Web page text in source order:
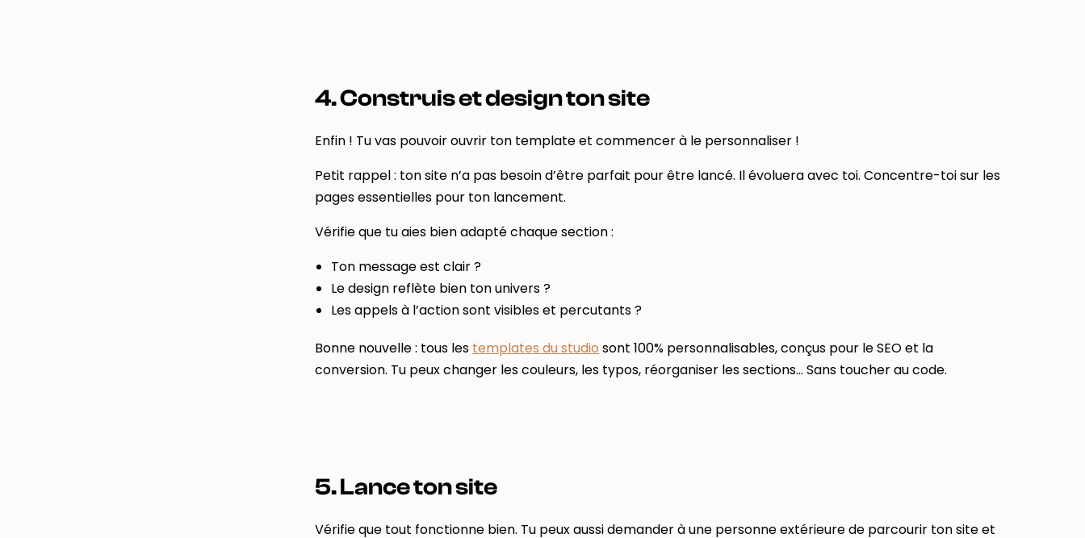
4. Construis et design ton site
Enfin ! Tu vas pouvoir ouvrir ton template et commencer à le personnaliser !
Petit rappel : ton site n’a pas besoin d’être parfait pour être lancé. Il évoluera avec toi. Concentre-toi sur les
pages essentielles pour ton lancement.
Vérifie que tu aies bien adapté chaque section :
Ton message est clair ?
Le design reflète bien ton univers ?
Les appels à l’action sont visibles et percutants ?
Bonne nouvelle : tous les templates du studio sont 100% personnalisables, conçus pour le SEO et la
conversion. Tu peux changer les couleurs, les typos, réorganiser les sections… Sans toucher au code.
5. Lance ton site
Vérifie que tout fonctionne bien. Tu peux aussi demander à une personne extérieure de parcourir ton site et